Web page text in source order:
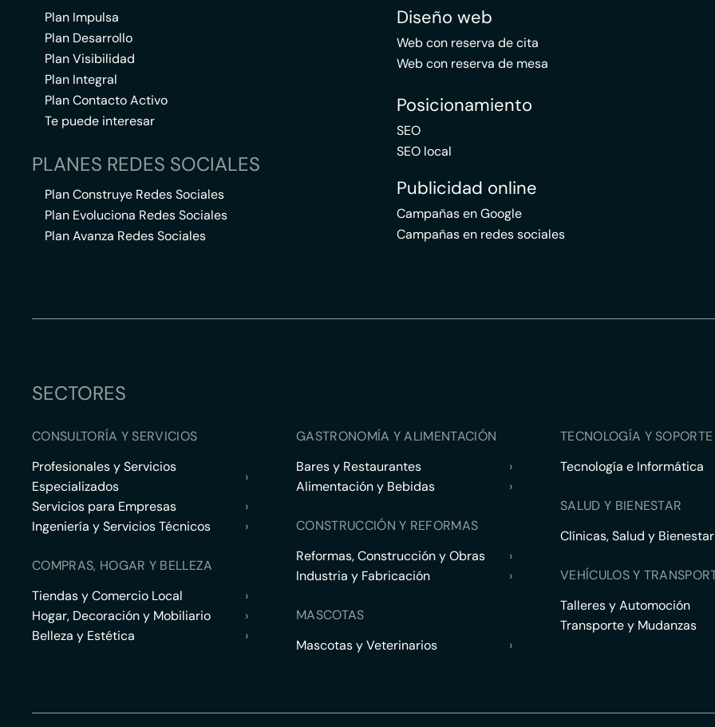
Plan Impulsa
Plan Desarrollo
Plan Visibilidad
Plan Integral
Plan Contacto Activo
Te puede interesar
PLANES REDES SOCIALES
Plan Construye Redes Sociales
Plan Evoluciona Redes Sociales
Plan Avanza Redes Sociales
Diseño web
Web con reserva de cita
Web con reserva de mesa
Posicionamiento
SEO
SEO local
Publicidad online
Campañas en Google
Campañas en redes sociales
SECTORES
CONSULTORÍA Y SERVICIOS
Profesionales y Servicios
Especializados
›
Servicios para Empresas
›
Ingeniería y Servicios Técnicos
›
COMPRAS, HOGAR Y BELLEZA
Tiendas y Comercio Local
›
Hogar, Decoración y Mobiliario
›
Belleza y Estética
›
GASTRONOMÍA Y ALIMENTACIÓN
Bares y Restaurantes
›
Alimentación y Bebidas
›
CONSTRUCCIÓN Y REFORMAS
Reformas, Construcción y Obras
›
Industria y Fabricación
›
MASCOTAS
Mascotas y Veterinarios
›
TECNOLOGÍA Y
Tecnología e Informática
SALUD Y BIENESTAR
Clínicas, Salud y Bienestar
VEHÍCULOS Y
Talleres y Automoción
Transporte y Mudanzas